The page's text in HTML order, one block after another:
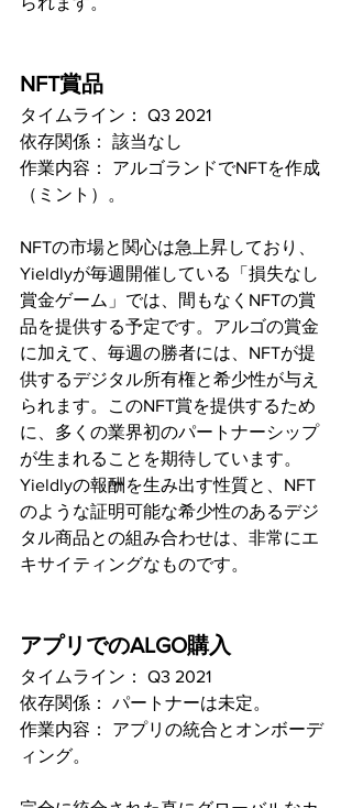
NFT賞品
タイムライン： Q3 2021
依存関係： 該当なし
作業内容： アルゴランドでNFTを作成
（ミント）。
NFTの市場と関心は急上昇しており、
Yieldlyが毎週開催している「損失なし
賞金ゲーム」では、間もなくNFTの賞
品を提供する予定です。アルゴの賞金
に加えて、毎週の勝者には、NFTが提
供するデジタル所有権と希少性が与え
られます。このNFT賞を提供するため
に、多くの業界初のパートナーシップ
が生まれることを期待しています。
Yieldlyの報酬を生み出す性質と、NFT
のような証明可能な希少性のあるデジ
タル商品との組み合わせは、非常にエ
キサイティングなものです。
アプリでのALGO購入
タイムライン： Q3 2021
依存関係： パートナーは未定。
作業内容： アプリの統合とオンボーデ
ィング。